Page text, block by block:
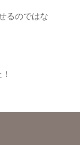
るのではな